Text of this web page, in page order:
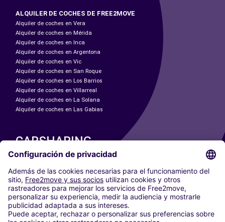
ALQUILER DE COCHES DE FREE2MOVE
Alquiler de coches en Vera
Alquiler de coches en Mérida
Alquiler de coches en Inca
Alquiler de coches en Argentona
Alquiler de coches en Vic
Alquiler de coches en San Roque
Alquiler de coches en Los Barrios
Alquiler de coches en Villarreal
Alquiler de coches en La Solana
Alquiler de coches en Las Gabias
CARSHARING
NUESTRAS CIUDADES
Paris
Madrid
Washington DC
Milán
Roma
Turín